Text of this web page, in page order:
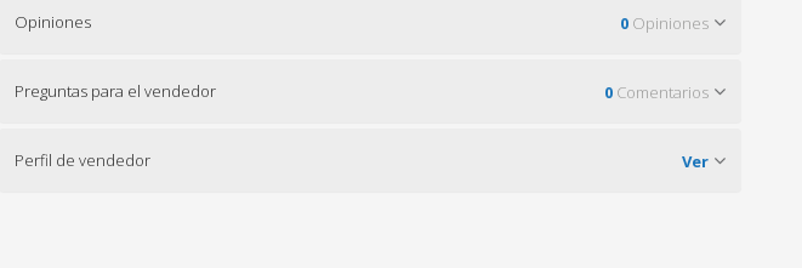
Opiniones 0 Opiniones
Preguntas para el vendedor 0 Comentarios
Perfil de vendedor Ver